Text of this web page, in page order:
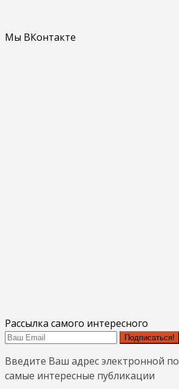
Мы ВКонтакте
Рассылка самого интересного
Подписаться!
Введите Ваш адрес электронной
самые интересные публикации